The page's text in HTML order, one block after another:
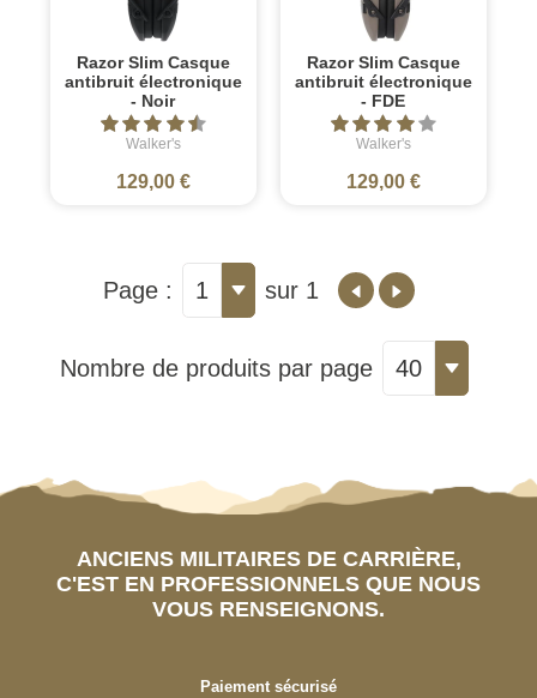
Razor Slim Casque
antibruit électronique
- Noir
Walker's
129,00 €
Razor Slim Casque
antibruit électronique
- FDE
Walker's
129,00 €
Page : 1 sur 1
Nombre de produits par page 40
ANCIENS MILITAIRES DE CARRIÈRE,
C'EST EN PROFESSIONNELS QUE NOUS
VOUS RENSEIGNONS.
Paiement sécurisé